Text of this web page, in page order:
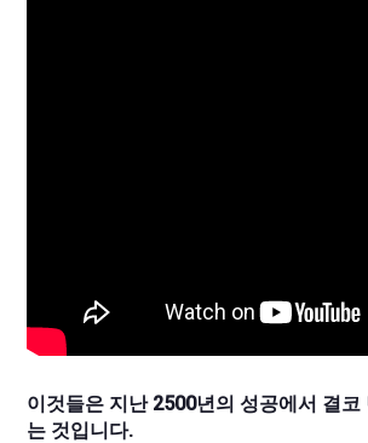
이것들은 지난 2500년의 성공에서 결
는 것입니다.